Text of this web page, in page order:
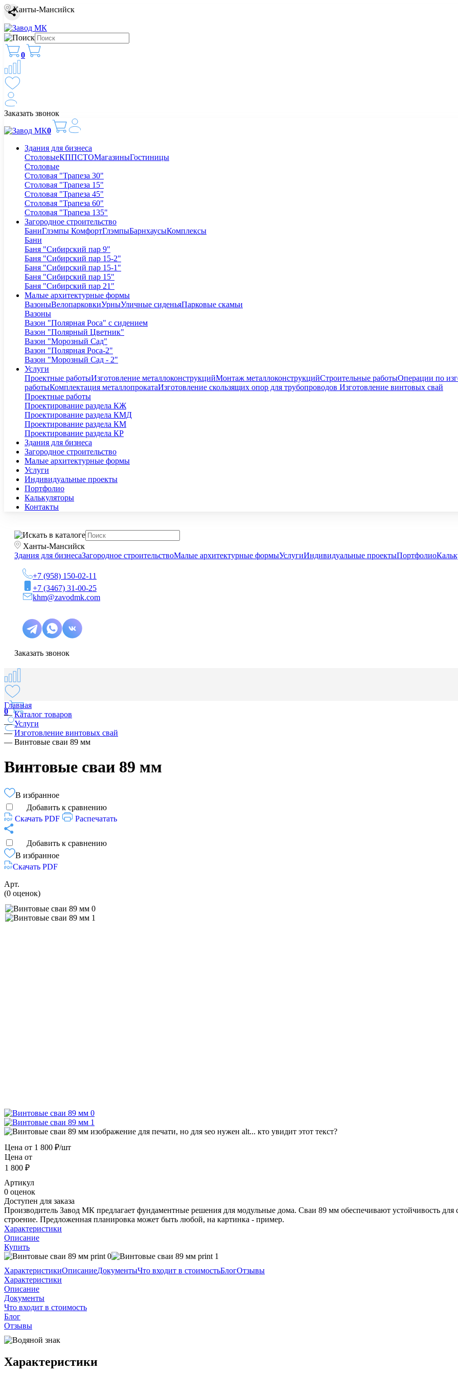
Ханты-Мансийск
0
Заказать звонок
0
Здания для бизнеса
СтоловыеКППСТОМагазиныГостиницы
Столовые
Столовая "Трапеза 30"
Столовая "Трапеза 15"
Столовая "Трапеза 45"
Столовая "Трапеза 60"
Столовая "Трапеза 135"
Загородное строительство
БаниГлэмпы КомфортГлэмпыБарнхаусыКомплексы
Бани
Баня "Сибирский пар 9"
Баня "Сибирский пар 15-2"
Баня "Сибирский пар 15-1"
Баня "Сибирский пар 15"
Баня "Сибирский пар 21"
Малые архитектурные формы
ВазоныВелопарковкиУрныУличные сиденьяПарковые скамьи
Вазоны
Вазон "Полярная Роса" с сидением
Вазон "Полярный Цветник"
Вазон "Морозный Сад"
Вазон "Полярная Роса-2"
Вазон "Морозный Сад - 2"
Услуги
Проектные работыИзготовление металлоконструкцийМонтаж металлоконструкцийСтроительные работыОперации по
работыКомплектация металлопрокатаИзготовление скользящих опор для трубопроводов Изготовление винтовых свай
Проектные работы
Проектирование раздела КЖ
Проектирование раздела КМД
Проектирование раздела КМ
Проектирование раздела КР
Здания для бизнеса
Загородное строительство
Малые архитектурные формы
Услуги
Индивидуальные проекты
Портфолио
Калькуляторы
Контакты
Ханты-Мансийск
Здания для бизнесаЗагородное строительствоМалые архитектурные формыУслугиИндивидуальные проектыПортфолио
+7 (958) 150-02-11
+7 (3467) 31-00-25
khm@zavodmk.com
Заказать звонок
0
Главная
—Каталог товаров
—Услуги
—Изготовление винтовых свай
— Винтовые сваи 89 мм
Винтовые сваи 89 мм
В избранное
Добавить к сравнению
Скачать PDF
Распечатать
Добавить к сравнению
В избранное
Скачать PDF
Арт.
(0 оценок)
Цена от 1 800 ₽/шт
Цена от
1 800 ₽
Артикул
0 оценок
Доступен для заказа
Производитель Завод МК предлагает фундаментные решения для модульные дома. Сваи 89 мм обеспечивают устойчивость для
строение. Предложенная планировка может быть любой, на картинка - пример.
Характеристики
Описание
Купить
ХарактеристикиОписаниеДокументыЧто входит в стоимостьБлогОтзывы
Характеристики
Описание
Документы
Что входит в стоимость
Блог
Отзывы
Характеристики